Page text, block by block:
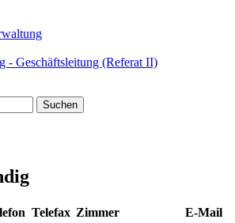
- Geschäftsleitung (Referat II)
Suchen
Telefax Zimmer
E-Mail